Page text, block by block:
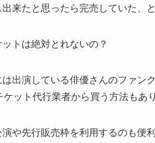
来たと思ったら完売していた、
トは絶対とれないの？
出演している俳優さんのファン
ット代行業者から買う方法もあり
や先行販売枠を利用するのも便